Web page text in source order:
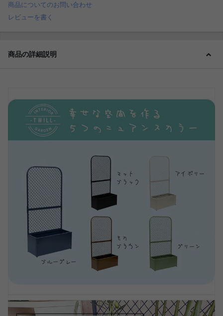
商品についてのお問い合わせ
レビューを書く
商品の詳細説明